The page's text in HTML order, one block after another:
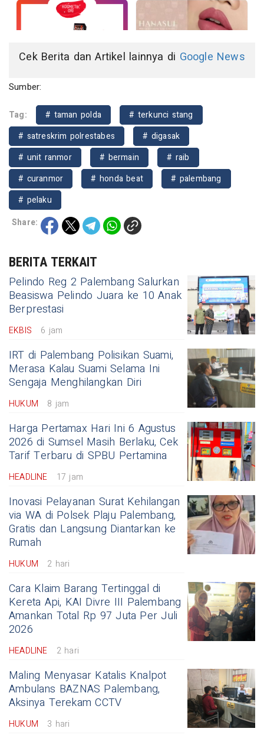
Cek Berita dan Artikel lainnya di Google News
Sumber:
Tag: # taman polda
# terkunci stang
# satreskrim polrestabes
# digasak
# unit ranmor
# bermain
# raib
# curanmor
# honda beat
# palembang
# pelaku
Share:
BERITA TERKAIT
Pelindo Reg 2 Palembang Salurkan
Beasiswa Pelindo Juara ke 10 Anak
Berprestasi
EKBIS 6 jam
IRT di Palembang Polisikan Suami,
Merasa Kalau Suami Selama Ini
Sengaja Menghilangkan Diri
HUKUM 8 jam
Harga Pertamax Hari Ini 6 Agustus
2026 di Sumsel Masih Berlaku, Cek
Tarif Terbaru di SPBU Pertamina
HEADLINE 17 jam
Inovasi Pelayanan Surat Kehilangan
via WA di Polsek Plaju Palembang,
Gratis dan Langsung Diantarkan ke
Rumah
HUKUM 2 hari
Cara Klaim Barang Tertinggal di
Kereta Api, KAI Divre III Palembang
Amankan Total Rp 97 Juta Per Juli
2026
HEADLINE 2 hari
Maling Menyasar Katalis Knalpot
Ambulans BAZNAS Palembang,
Aksinya Terekam CCTV
HUKUM 3 hari